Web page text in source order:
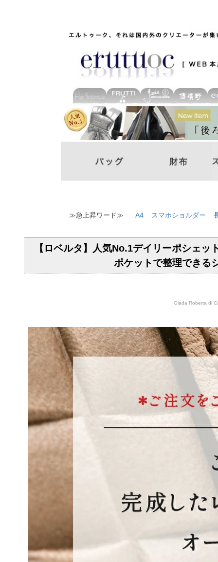
≫急上昇ワード≫ A4 スマホショルダー
【ロベルタ】人気No.1デイリーポシェ
ポケットで整理できる
Giada Roberta di